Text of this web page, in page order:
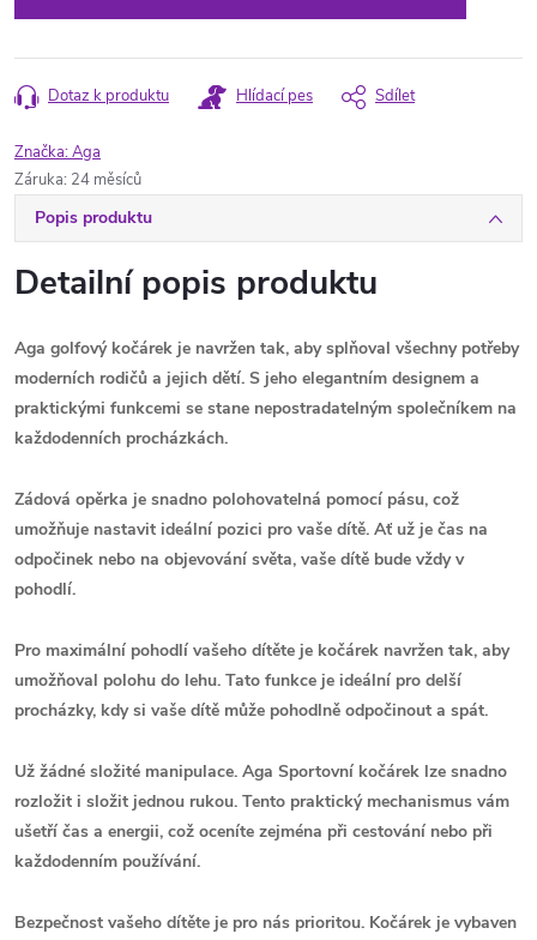
Dotaz k produktu Hlídací pes Sdílet
Značka:Aga
Záruka: 24 měsíců
Popis produktu
Detailní popis produktu
Aga golfový kočárek je navržen tak, aby splňoval všechny potřeby
moderních rodičů a jejich dětí. S jeho elegantním designem a
praktickými funkcemi se stane nepostradatelným společníkem na
každodenních procházkách.
Zádová opěrka je snadno polohovatelná pomocí pásu, což
umožňuje nastavit ideální pozici pro vaše dítě. Ať už je čas na
odpočinek nebo na objevování světa, vaše dítě bude vždy v
pohodlí.
Pro maximální pohodlí vašeho dítěte je kočárek navržen tak, aby
umožňoval polohu do lehu. Tato funkce je ideální pro delší
procházky, kdy si vaše dítě může pohodlně odpočinout a spát.
Už žádné složité manipulace. Aga Sportovní kočárek lze snadno
rozložit i složit jednou rukou. Tento praktický mechanismus vám
ušetří čas a energii, což oceníte zejména při cestování nebo při
každodenním používání.
Bezpečnost vašeho dítěte je pro nás prioritou. Kočárek je vybaven